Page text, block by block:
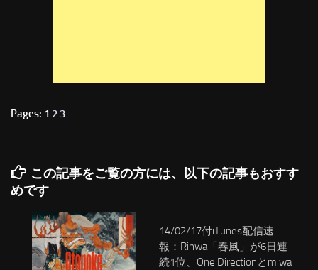
Pages: 1 2 3
この記事をご覧の方には、以下の記事もおすす
めです
14/02/17付iTunes配信速
報：Rihwa「春風」が6日連
続1位、One Directionとmiwa